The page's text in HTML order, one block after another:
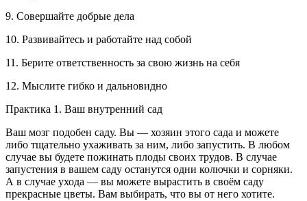
9. Совершайте добрые дела
10. Развивайтесь и работайте над собой
11. Берите ответственность за свою жизнь на себя
12. Мыслите гибко и дальновидно
Практика 1. Ваш внутренний сад
Ваш мозг подобен саду. Вы — хозяин этого сада и можете
либо тщательно ухаживать за ним, либо запустить. В любом
случае вы будете пожинать плоды своих трудов. В случае
запустения в вашем саду останутся одни колючки и сорняки.
А в случае ухода — вы можете вырастить в своём саду
прекрасные цветы. Вам выбирать, что вы от него хотите.